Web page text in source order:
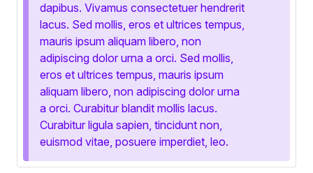
dapibus. Vivamus consectetuer hendrerit
lacus. Sed mollis, eros et ultrices tempus,
mauris ipsum aliquam libero, non
adipiscing dolor urna a orci. Sed mollis,
eros et ultrices tempus, mauris ipsum
aliquam libero, non adipiscing dolor urna
a orci. Curabitur blandit mollis lacus.
Curabitur ligula sapien, tincidunt non,
euismod vitae, posuere imperdiet, leo.